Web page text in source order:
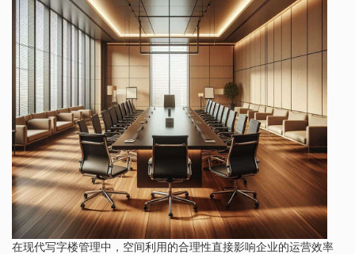
在现代写字楼管理中，空间利用的合理性直接影响企业的运营效率